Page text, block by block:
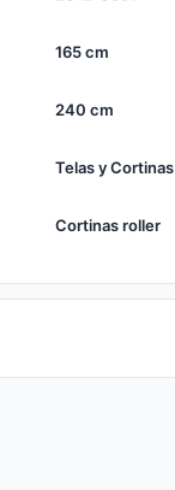
165 cm
240 cm
Telas y Cortinas
Cortinas roller